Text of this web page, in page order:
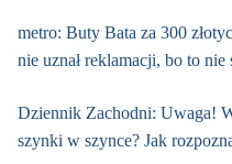
metro: Buty Bata za 300
nie uznał reklamacji, bo to
Dziennik Zachodni: Uwaga!
szynki w szynce? Jak